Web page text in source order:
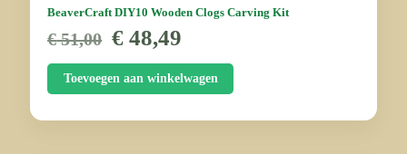
BeaverCraft DIY10 Wooden Clogs Carving Kit
€51,00 Oorspronkelijke
prijs
was:
€ 51,00.
€ 48,49
is:
€ 48,49.
Toevoegen aan winkelwagen